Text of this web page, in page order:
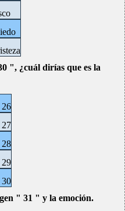
", ¿cuál dirías que es la
26
27
28
29
30
" 31 " y la emoción.